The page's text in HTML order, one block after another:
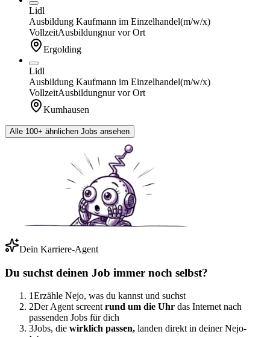
Lidl
Ausbildung Kaufmann im Einzelhandel(m/w/x)
VollzeitAusbildungnur vor Ort
Ergolding
Lidl
Ausbildung Kaufmann im Einzelhandel(m/w/x)
VollzeitAusbildungnur vor Ort
Kumhausen
Alle 100+ ähnlichen Jobs ansehen
Dein Karriere-Agent
Du suchst deinen Job immer noch selbst?
1Erzähle Nejo, was du kannst und suchst
2Der Agent screent rund um die Uhr das Internet nach
passenden Jobs für dich
3Jobs, die wirklich passen, landen direkt in deiner Nejo-